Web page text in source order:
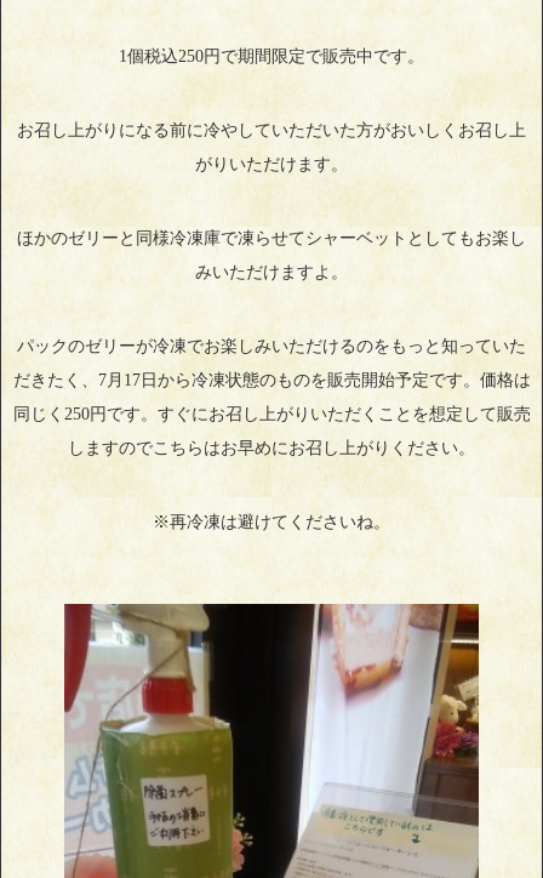
1個税込250円で期間限定で販売中です。
お召し上がりになる前に冷やしていただいた方がおいしくお召し上
がりいただけます。
ほかのゼリーと同様冷凍庫で凍らせてシャーベットとしてもお楽し
みいただけますよ。
パックのゼリーが冷凍でお楽しみいただけるのをもっと知っていた
だきたく、7月17日から冷凍状態のものを販売開始予定です。価格は
同じく250円です。すぐにお召し上がりいただくことを想定して販売
しますのでこちらはお早めにお召し上がりください。
※再冷凍は避けてくださいね。